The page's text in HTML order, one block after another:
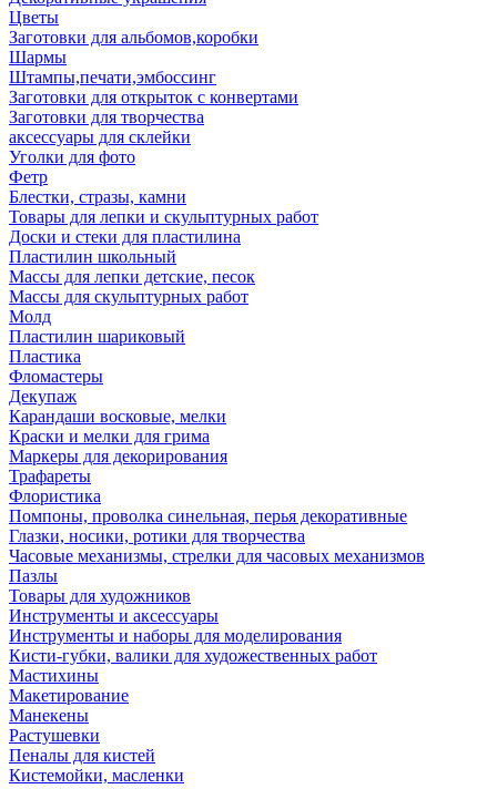
Цветы
Заготовки для альбомов,коробки
Шармы
Штампы,печати,эмбоссинг
Заготовки для открыток с конвертами
Заготовки для творчества
аксессуары для склейки
Уголки для фото
Фетр
Блестки, стразы, камни
Товары для лепки и скульптурных работ
Доски и стеки для пластилина
Пластилин школьный
Массы для лепки детские, песок
Массы для скульптурных работ
Молд
Пластилин шариковый
Пластика
Фломастеры
Декупаж
Карандаши восковые, мелки
Краски и мелки для грима
Маркеры для декорирования
Трафареты
Флористика
Помпоны, проволка синельная, перья декоративные
Глазки, носики, ротики для творчества
Часовые механизмы, стрелки для часовых механизмов
Пазлы
Товары для художников
Инструменты и аксессуары
Инструменты и наборы для моделирования
Кисти-губки, валики для художественных работ
Мастихины
Макетирование
Манекены
Растушевки
Пеналы для кистей
Кистемойки, масленки